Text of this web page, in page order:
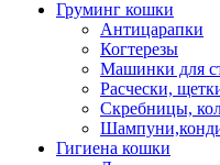
Груминг кошки
Антицарапки
Когтерезы
Машинки для
Расчески,
Скребницы,
Гигиена кошки